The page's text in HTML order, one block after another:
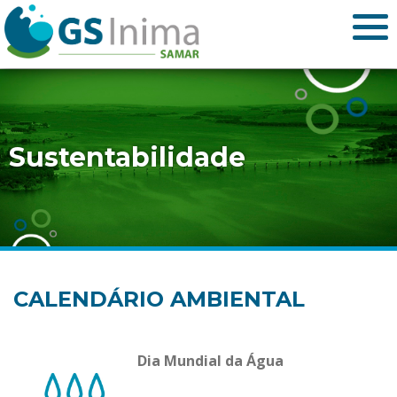
Sustentabilidade
CALENDÁRIO AMBIENTAL
Dia Mundial da Água